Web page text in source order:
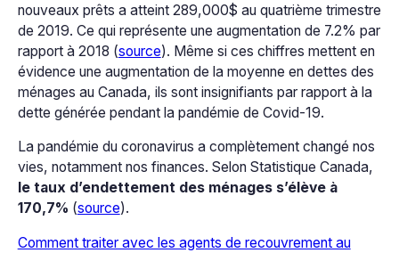
nouveaux prêts a atteint 289,000$ au quatrième trimestre
de 2019. Ce qui représente une augmentation de 7.2% par
rapport à 2018 (source). Même si ces chiffres mettent en
évidence une augmentation de la moyenne en dettes des
ménages au Canada, ils sont insignifiants par rapport à la
dette générée pendant la pandémie de Covid-19.
La pandémie du coronavirus a complètement changé nos
vies, notamment nos finances. Selon Statistique Canada,
le taux d’endettement des ménages s’élève à
170,7% (source).
Comment traiter avec les agents de recouvrement au